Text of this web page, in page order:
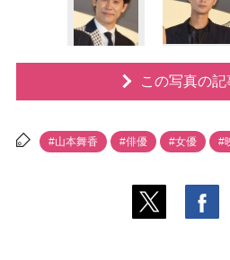
この写真の
#山本舞香 #俳優 #女優 #